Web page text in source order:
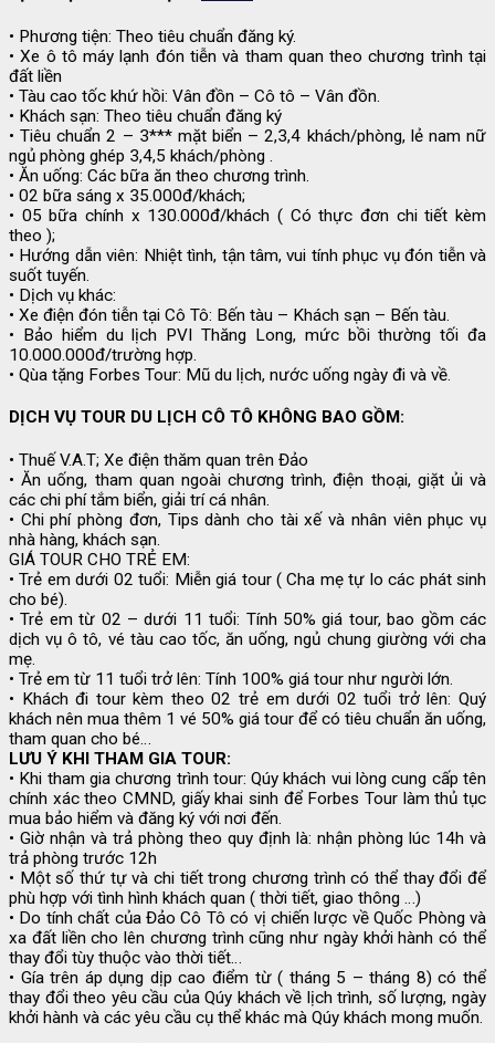
• Phương tiện: Theo tiêu chuẩn đăng ký.
• Xe ô tô máy lạnh đón tiễn và tham quan theo chương trình tại
đất liền
• Tàu cao tốc khứ hồi: Vân đồn – Cô tô – Vân đồn.
• Khách sạn: Theo tiêu chuẩn đăng ký
• Tiêu chuẩn 2 – 3*** mặt biển – 2,3,4 khách/phòng, lẻ nam nữ
ngủ phòng ghép 3,4,5 khách/phòng .
• Ăn uống: Các bữa ăn theo chương trình.
• 02 bữa sáng x 35.000đ/khách;
• 05 bữa chính x 130.000đ/khách ( Có thực đơn chi tiết kèm
theo );
• Hướng dẫn viên: Nhiệt tình, tận tâm, vui tính phục vụ đón tiễn và
suốt tuyến.
• Dịch vụ khác:
• Xe điện đón tiễn tại Cô Tô: Bến tàu – Khách sạn – Bến tàu.
• Bảo hiểm du lịch PVI Thăng Long, mức bồi thường tối đa
10.000.000đ/trường hợp.
• Qùa tặng Forbes Tour: Mũ du lịch, nước uống ngày đi và về.
DỊCH VỤ TOUR DU LỊCH CÔ TÔ KHÔNG BAO GỒM:
• Thuế V.A.T; Xe điện thăm quan trên Đảo
• Ăn uống, tham quan ngoài chương trình, điện thoại, giặt ủi và
các chi phí tắm biển, giải trí cá nhân.
• Chi phí phòng đơn, Tips dành cho tài xế và nhân viên phục vụ
nhà hàng, khách sạn.
GIÁ TOUR CHO TRẺ EM:
• Trẻ em dưới 02 tuổi: Miễn giá tour ( Cha mẹ tự lo các phát sinh
cho bé).
• Trẻ em từ 02 – dưới 11 tuổi: Tính 50% giá tour, bao gồm các
dịch vụ ô tô, vé tàu cao tốc, ăn uống, ngủ chung giường với cha
mẹ.
• Trẻ em từ 11 tuổi trở lên: Tính 100% giá tour như người lớn.
• Khách đi tour kèm theo 02 trẻ em dưới 02 tuổi trở lên: Quý
khách nên mua thêm 1 vé 50% giá tour để có tiêu chuẩn ăn uống,
tham quan cho bé…
LƯU Ý KHI THAM GIA TOUR:
• Khi tham gia chương trình tour: Qúy khách vui lòng cung cấp tên
chính xác theo CMND, giấy khai sinh để Forbes Tour làm thủ tục
mua bảo hiểm và đăng ký với nơi đến.
• Giờ nhận và trả phòng theo quy định là: nhận phòng lúc 14h và
trả phòng trước 12h
• Một số thứ tự và chi tiết trong chương trình có thể thay đổi để
phù hợp với tình hình khách quan ( thời tiết, giao thông …)
• Do tính chất của Đảo Cô Tô có vị chiến lược về Quốc Phòng và
xa đất liền cho lên chương trình cũng như ngày khởi hành có thể
thay đổi tùy thuộc vào thời tiết…
• Gía trên áp dụng dịp cao điểm từ ( tháng 5 – tháng 8) có thể
thay đổi theo yêu cầu của Qúy khách về lịch trình, số lượng, ngày
khởi hành và các yêu cầu cụ thể khác mà Qúy khách mong muốn.